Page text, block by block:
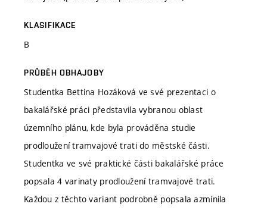
KLASIFIKACE
B
PRŮBĚH OBHAJOBY
Studentka Bettina Hozáková ve své prezentaci o
bakalářské práci představila vybranou oblast
územního plánu, kde byla prováděna studie
prodloužení tramvajové trati do městské části.
Studentka ve své praktické části bakalářské práce
popsala 4 varinaty prodloužení tramvajové trati.
Každou z těchto variant podrobně popsala azmínila